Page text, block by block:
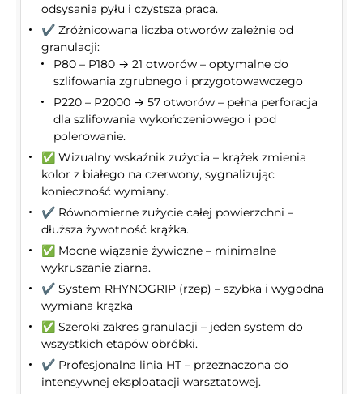
odsysania pyłu i czystsza praca.
✔️ Zróżnicowana liczba otworów zależnie od
granulacji:
P80 – P180 → 21 otworów – optymalne do
szlifowania zgrubnego i przygotowawczego
P220 – P2000 → 57 otworów – pełna perforacja
dla szlifowania wykończeniowego i pod
polerowanie.
✅ Wizualny wskaźnik zużycia – krążek zmienia
kolor z białego na czerwony, sygnalizując
konieczność wymiany.
✔️ Równomierne zużycie całej powierzchni –
dłuższa żywotność krążka.
✅ Mocne wiązanie żywiczne – minimalne
wykruszanie ziarna.
✔️ System RHYNOGRIP (rzep) – szybka i wygodna
wymiana krążka
✅ Szeroki zakres granulacji – jeden system do
wszystkich etapów obróbki.
✔️ Profesjonalna linia HT – przeznaczona do
intensywnej eksploatacji warsztatowej.